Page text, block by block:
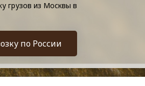
грузов из Москвы в
по России